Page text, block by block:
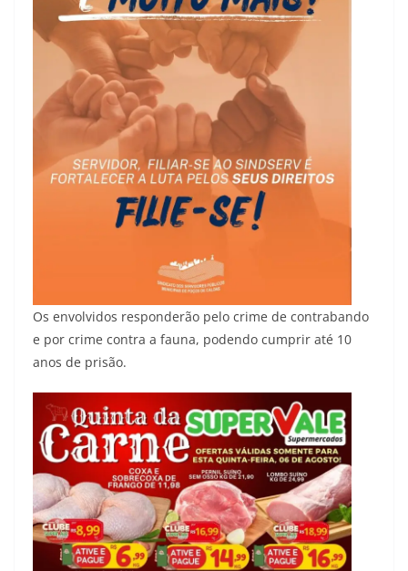
Os envolvidos responderão pelo crime de contrabando
e por crime contra a fauna, podendo cumprir até 10
anos de prisão.